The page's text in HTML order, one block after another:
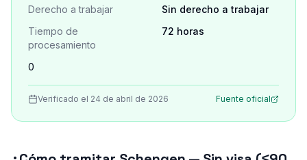
Derecho a trabajar
Sin derecho a trabajar
Tiempo de
procesamiento
72 horas
0
Verificado el 24 de abril de 2026 Fuente oficial